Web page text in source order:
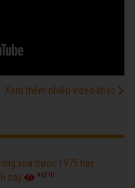
Xem thêm nhiều video khác
xưa trước 1975 hay
nay
96210